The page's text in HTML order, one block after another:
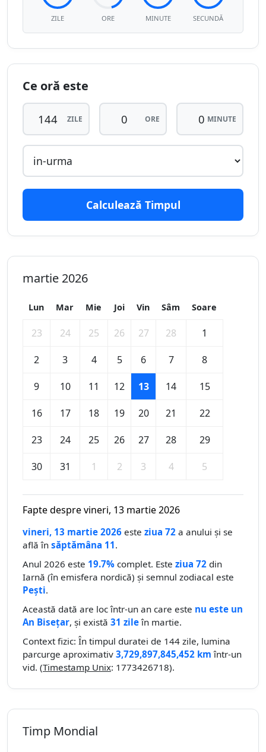
ZILE ORE MINUTE SECUNDĂ
Ce oră este
ZILE ORE MINUTE
Calculează Timpul
martie 2026
Lun Mar Mie Joi Vin Sâm Soare
23 24 25 26 27 28 1
2 3 4 5 6 7 8
9 10 11 12 13 14 15
16 17 18 19 20 21 22
23 24 25 26 27 28 29
30 31 1 2 3 4 5
Fapte despre vineri, 13 martie 2026
vineri, 13 martie 2026 este ziua 72 a anului și se
află în săptămâna 11.
Anul 2026 este 19.7% complet. Este ziua 72 din
Iarnă (în emisfera nordică) și semnul zodiacal este
Pești.
Această dată are loc într-un an care este nu este un
An Bisețar, și există 31 zileîn martie.
Context fizic: În timpul duratei de 144 zile, lumina
parcurge aproximativ 3,729,897,845,452 km într-un
vid. (Timestamp Unix: 1773426718).
Timp Mondial